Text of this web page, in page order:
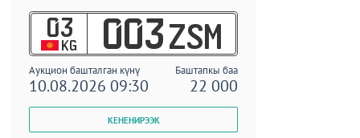
03
KG 003 ZSM
Аукцион башталган күнү Баштапкы баа
10.08.2026 09:30 22 000